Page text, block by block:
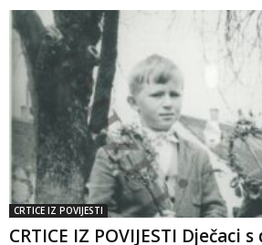
CRTICE IZ POVIJESTI
CRTICE IZ POVIJESTI Dječaci